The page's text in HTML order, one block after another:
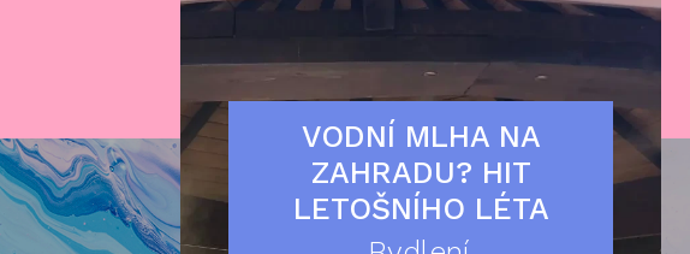
VODNÍ MLHA NA
ZAHRADU? HIT
LETOŠNÍHO LÉTA